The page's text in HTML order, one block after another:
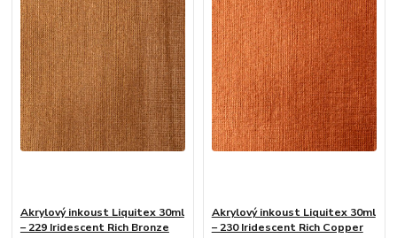
Akrylový inkoust Liquitex 30ml
– 229 Iridescent Rich Bronze
Akrylový inkoust Liquitex 30ml
– 230 Iridescent Rich Copper